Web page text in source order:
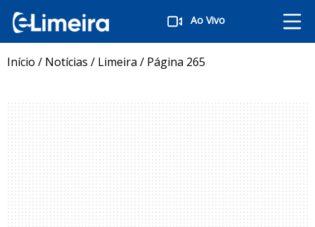
Ao Vivo
Início / Notícias / Limeira / Página 265